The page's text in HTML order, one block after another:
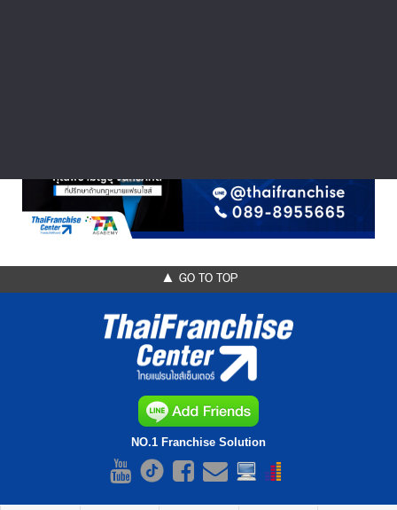
▲ GO TO TOP
NO.1 Franchise Solution